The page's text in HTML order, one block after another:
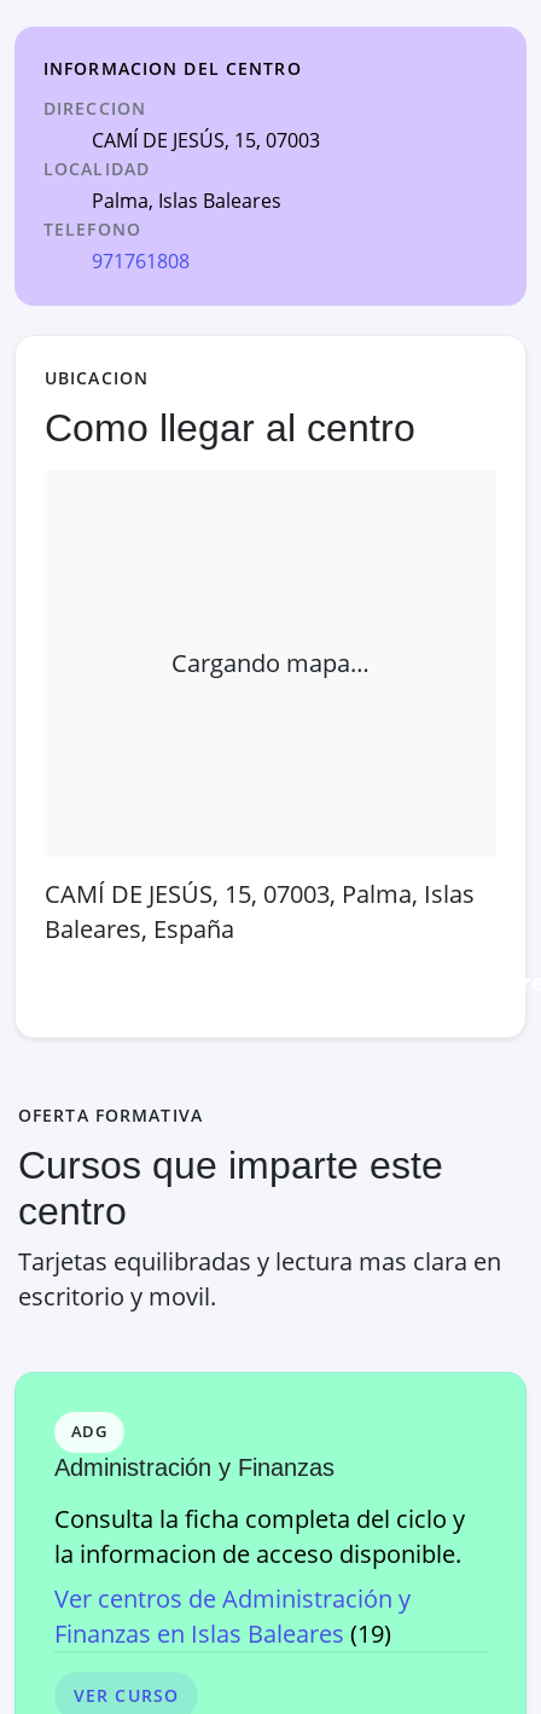
INFORMACION DEL CENTRO
DIRECCION
CAMÍ DE JESÚS, 15, 07003
LOCALIDAD
Palma, Islas Baleares
TELEFONO
971761808
UBICACION
Como llegar al centro
Cargando mapa…
CAMÍ DE JESÚS, 15, 07003, Palma, Islas
Baleares, España
OFERTA FORMATIVA
Cursos que imparte este
centro
Tarjetas equilibradas y lectura mas clara en
escritorio y movil.
ADG
Administración y Finanzas
Consulta la ficha completa del ciclo y
la informacion de acceso disponible.
Ver centros deAdministración y
Finanzas en Islas Baleares (19)
VER CURSO